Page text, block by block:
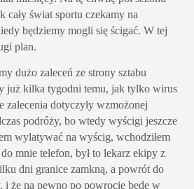
cały świat sportu czekamy na
będziemy mogli się ścigać. W tej
plan.
dużo zaleceń ze strony sztabu
już kilka tygodni temu, jak tylko wirus
zalecenia dotyczyły wzmożonej
podróży, bo wtedy wyścigi jeszcze
wylatywać na wyścig, wchodziłem
mnie telefon, był to lekarz ekipy z
dni granice zamkną, a powrót do
i że na pewno po powrocie będę w